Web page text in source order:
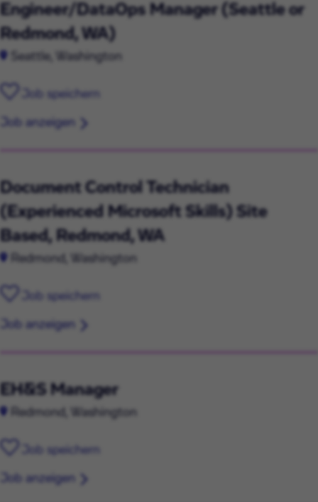
Engineer/DataOps Manager (Seattle or
Redmond, WA)
Seattle, Washington
Job speichern
Job anzeigen
Document Control Technician
(Experienced Microsoft Skills) Site
Based, Redmond, WA
Redmond, Washington
Job speichern
Job anzeigen
EH&S Manager
Redmond, Washington
Job speichern
Job anzeigen